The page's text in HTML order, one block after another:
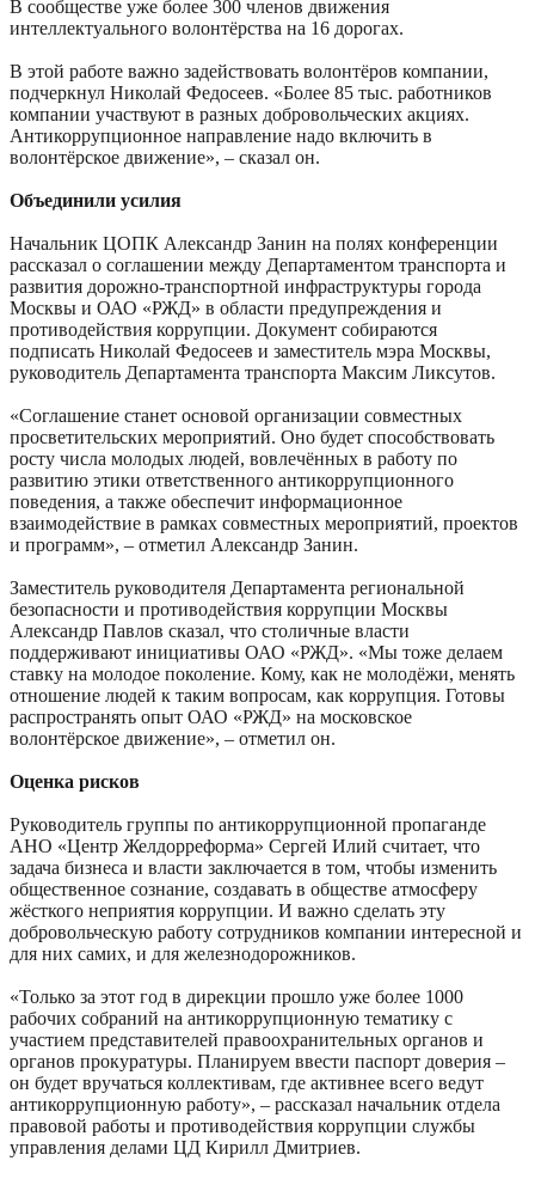
В сообществе уже более 300 членов движения
интеллектуального волонтёрства на 16 дорогах.
В этой работе важно задействовать волонтёров компании,
подчеркнул Николай Федосеев. «Более 85 тыс. работников
компании участвуют в разных добровольческих акциях.
Антикоррупционное направление надо включить в
волонтёрское движение», – сказал он.
Объединили усилия
Начальник ЦОПК Александр Занин на полях конференции
рассказал о соглашении между Департаментом транспорта и
развития дорожно-транспортной инфраструктуры города
Москвы и ОАО «РЖД» в области предупреждения и
противодействия коррупции. Документ собираются
подписать Николай Федосеев и заместитель мэра Москвы,
руководитель Департамента транспорта Максим Ликсутов.
«Соглашение станет основой организации совместных
просветительских мероприятий. Оно будет способствовать
росту числа молодых людей, вовлечённых в работу по
развитию этики ответственного антикоррупционного
поведения, а также обеспечит информационное
взаимодействие в рамках совместных мероприятий, проектов
и программ», – отметил Александр Занин.
Заместитель руководителя Департамента региональной
безопасности и противодействия коррупции Москвы
Александр Павлов сказал, что столичные власти
поддерживают инициативы ОАО «РЖД». «Мы тоже делаем
ставку на молодое поколение. Кому, как не молодёжи, менять
отношение людей к таким вопросам, как коррупция. Готовы
распространять опыт ОАО «РЖД» на московское
волонтёрское движение», – отметил он.
Оценка рисков
Руководитель группы по антикоррупционной пропаганде
АНО «Центр Желдорреформа» Сергей Илий считает, что
задача бизнеса и власти заключается в том, чтобы изменить
общественное сознание, создавать в обществе атмосферу
жёсткого неприятия коррупции. И важно сделать эту
добровольческую работу сотрудников компании интересной и
для них самих, и для железнодорожников.
«Только за этот год в дирекции прошло уже более 1000
рабочих собраний на антикоррупционную тематику с
участием представителей правоохранительных органов и
органов прокуратуры. Планируем ввести паспорт доверия –
он будет вручаться коллективам, где активнее всего ведут
антикоррупционную работу», – рассказал начальник отдела
правовой работы и противодействия коррупции службы
управления делами ЦД Кирилл Дмитриев.